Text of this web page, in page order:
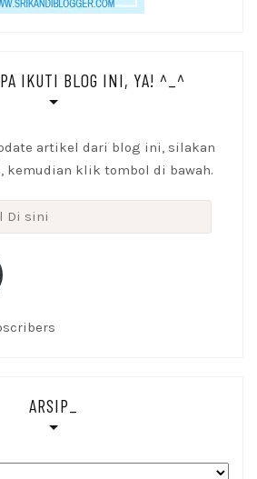
IKUTI BLOG INI, YA! ^_^
artikel dari blog ini, silakan
kemudian klik tombol di bawah.
ARSIP_